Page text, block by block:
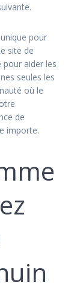
pour
site de
aider les
seules les
où le
de
importe.